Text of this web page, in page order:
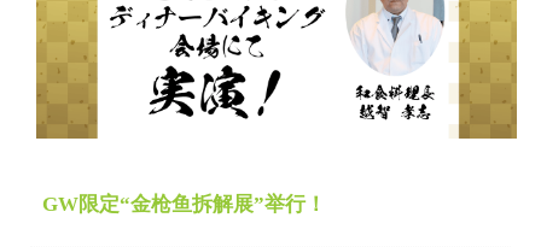
GW限定“金枪鱼拆解展”举行！